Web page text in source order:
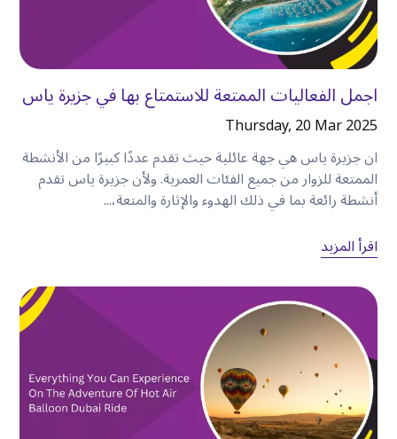
•شارع الشيخ زايد.
•عود ميثا.
•بر دبي.
•داون تاون دبي.
•مطار دبي الدولي.
سواء كنت في دبي للعمل أو الترفيه، فإن الإقامة في
الكرامة تتيح لك الوصول إلى كل أرجاء المدينة تقريبًا
بسهولة.
حوّل رحلة واحدة إلى يوم كامل من المغامرة
تتمثل إحدى أكبر مزايا استئجار سيارة في حرية زيارة
العديد من المعالم السياحية دون القلق بشأن التنقل
بينها.
على سبيل المثال،قد يبدو يومك كما يلي
الصباح
ابدأ يومك بتناول وجبة الإفطار في الكرامة قبل التوجه
بالسيارة إلى حي الفهيدي التاريخي لاستكشاف التراث
اجمل الفعاليات الممتعة للاستمتاع بها في جزيرة ياس
Thursday, 20 Mar 2025
ان جزيرة ياس هي جهة عائلية حيث تقدم عددًا كبيرًا من الأنشطة
الممتعة للزوار من جميع الفئات العمرية. ولأن جزيرة ياس تقدم
أنشطة رائعة بما في ذلك الهدوء والإثارة والمتعة،...
اقرأ المزيد